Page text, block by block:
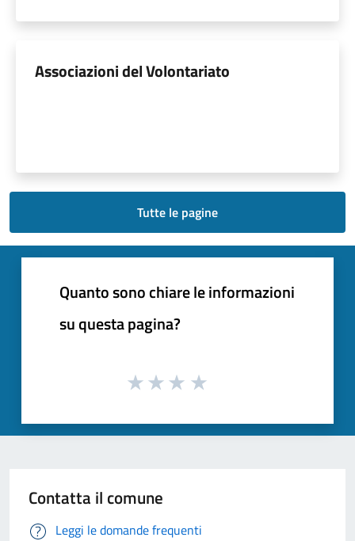
Associazioni del Volontariato
Tutte le pagine
Quanto sono chiare le informazioni
su questa pagina?
Contatta il comune
Leggi le domande frequenti